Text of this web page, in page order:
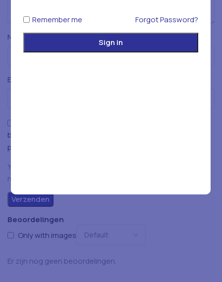
Beoordelingen
Only with images
Er zijn nog geen beoordelingen.
Naam*
E-mail
browser voor de volgende keer wanneer ik een reactie
plaats.
You have to be logged in to be able to add photos to your
review.
Remember me Forgot Password?
Sign in